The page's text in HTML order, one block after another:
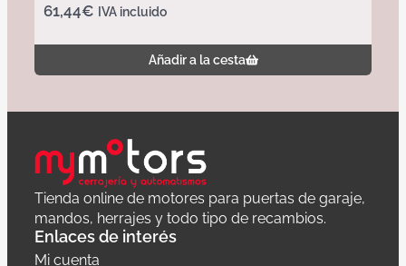
61,44€ IVA incluido
Añadir a la cesta
Tienda online de motores para puertas de garaje,
mandos, herrajes y todo tipo de recambios.
Enlaces de interés
Mi cuenta